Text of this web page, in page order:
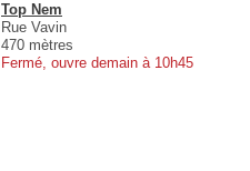
Top Nem
Rue Vavin
470 mètres
Fermé, ouvre demain à 10h45